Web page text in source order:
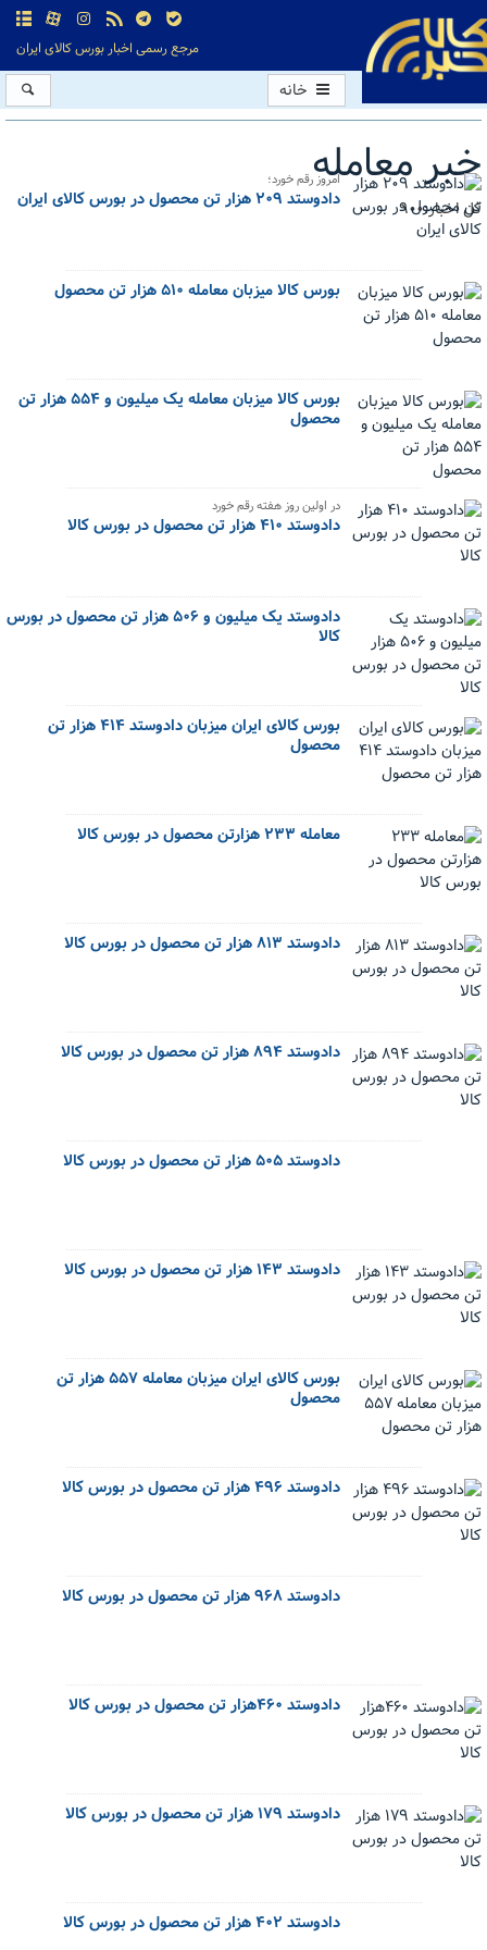
مرجع رسمی اخبار بورس کالای ایران
خانه
خبر معامله
کل اخبار:900
امروز رقم خورد؛
دادوستد ۲۰۹ هزار تن محصول در بورس کالای ایران
بورس کالا میزبان معامله ۵۱۰ هزار تن محصول
بورس کالا میزبان معامله یک میلیون و ۵۵۴ هزار تن
محصول
در اولین روز هفته رقم خورد
دادوستد ۴۱۰ هزار تن محصول در بورس کالا
دادوستد یک میلیون و ۵۰۶ هزار تن محصول در بورس
کالا
بورس کالای ایران میزبان دادوستد ۴۱۴ هزار تن
محصول
معامله ۲۳۳ هزارتن محصول در بورس کالا
دادوستد ۸۱۳ هزار تن محصول در بورس کالا
دادوستد ۸۹۴ هزار تن محصول در بورس کالا
دادوستد ۵۰۵ هزار تن محصول در بورس کالا
دادوستد ۱۴۳ هزار تن محصول در بورس کالا
بورس کالای ایران میزبان معامله ۵۵۷ هزار تن
محصول
دادوستد ۴۹۶ هزار تن محصول در بورس کالا
دادوستد ۹۶۸ هزار تن محصول در بورس کالا
دادوستد ۴۶۰هزار تن محصول در بورس کالا
دادوستد ۱۷۹ هزار تن محصول در بورس کالا
دادوستد ۴۰۲ هزار تن محصول در بورس کالا